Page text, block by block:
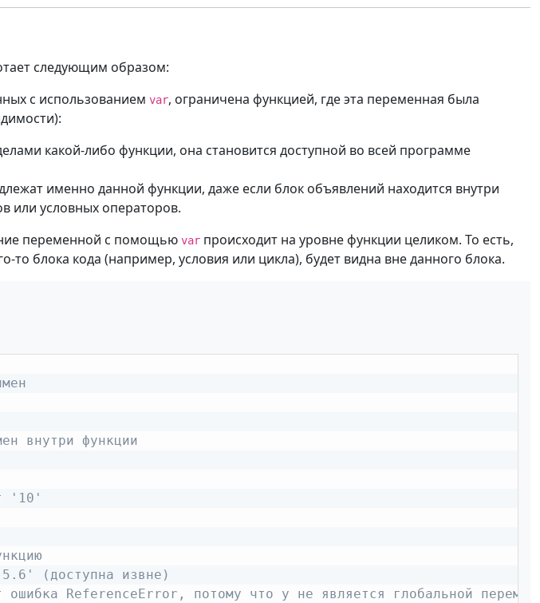
следующим образом:
с использованием var, ограничена функцией, где эта переменная была
какой-либо функции, она становится доступной во всей программе
именно данной функции, даже если блок объявлений находится внутри
или условных операторов.
переменной с помощью var происходит на уровне функции целиком. То есть,
то блока кода (например, условия или цикла), будет видна вне данного блока.
внутри функции
'10'
(доступна извне)
ошибка ReferenceError, потому что y не является глобальной